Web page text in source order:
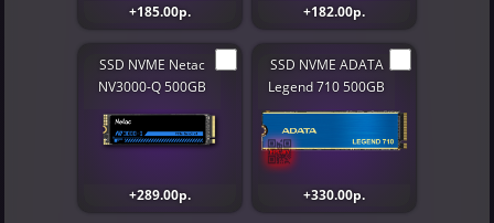
+185.00р. +182.00р.
SSD NVME Netac
NV3000-Q 500GB
+289.00р.
SSD NVME ADATA
Legend 710 500GB
+330.00р.